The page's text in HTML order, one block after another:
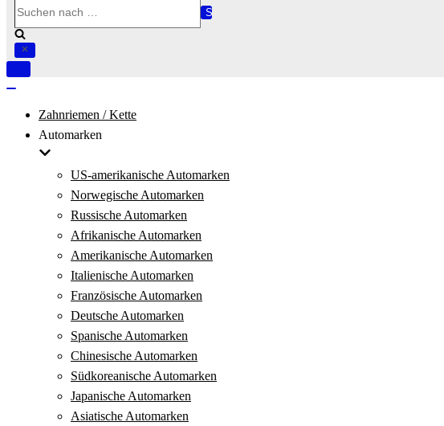
nach …
Navigation
Zahnriemen / Kette
Automarken
US-amerikanische Automarken
Norwegische Automarken
Russische Automarken
Afrikanische Automarken
Amerikanische Automarken
Italienische Automarken
Französische Automarken
Deutsche Automarken
Spanische Automarken
Chinesische Automarken
Südkoreanische Automarken
Japanische Automarken
Asiatische Automarken